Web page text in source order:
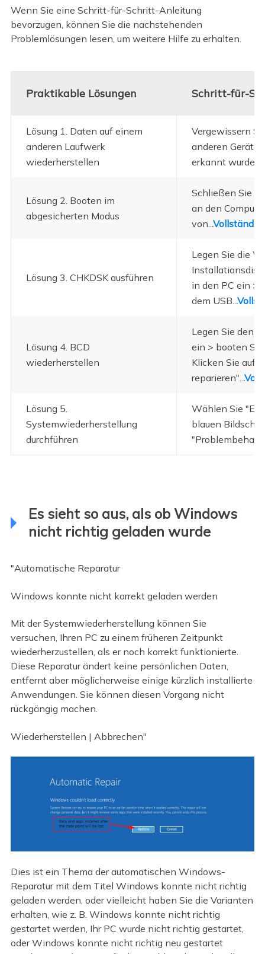
Wenn Sie eine Schritt-für-Schritt-Anleitung
bevorzugen, können Sie die nachstehenden
Problemlösungen lesen, um weitere Hilfe zu erhalten.
Praktikable Lösungen Schritt-für-
Lösung 1. Daten auf einem
anderen Laufwerk
wiederherstellen
Vergewissern
anderen Geräte
erkannt wurden..
Lösung 2. Booten im
abgesicherten Modus
Schließen Sie
an den
von..
Lösung 3. CHKDSK ausführen
Legen Sie die
in den PC ein >
dem USB..
Lösung 4. BCD
wiederherstellen
Legen Sie den
ein > booten
Klicken Sie auf
reparieren"..
Lösung 5.
Systemwiederherstellung
durchführen
Wählen Sie
blauen
Es sieht so aus, als ob Windows
nicht richtig geladen wurde
"Automatische Reparatur
Windows konnte nicht korrekt geladen werden
Mit der Systemwiederherstellung können Sie
versuchen, Ihren PC zu einem früheren Zeitpunkt
wiederherzustellen, als er noch korrekt funktionierte.
Diese Reparatur ändert keine persönlichen Daten,
entfernt aber möglicherweise einige kürzlich installierte
Anwendungen. Sie können diesen Vorgang nicht
rückgängig machen.
Wiederherstellen | Abbrechen"
Dies ist ein Thema der automatischen Windows-
Reparatur mit dem Titel Windows konnte nicht richtig
geladen werden, oder vielleicht haben Sie die Varianten
erhalten, wie z. B. Windows konnte nicht richtig
gestartet werden, Ihr PC wurde nicht richtig gestartet,
oder Windows konnte nicht richtig neu gestartet